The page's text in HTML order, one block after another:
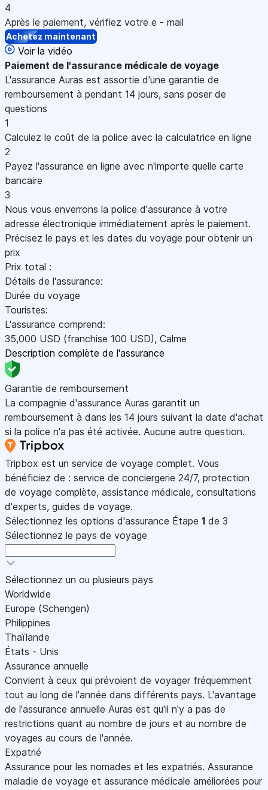
4
Après le paiement, vérifiez votre e - mail
Achetez maintenant
Voir la vidéo
Paiement de l'assurance médicale de voyage
L'assurance Auras est assortie d'une garantie de
remboursement à pendant 14 jours, sans poser de
questions
1
Calculez le coût de la police avec la calculatrice en ligne
2
Payez l'assurance en ligne avec n'importe quelle carte
bancaire
3
Nous vous enverrons la police d'assurance à votre
adresse électronique immédiatement après le paiement.
Précisez le pays et les dates du voyage pour obtenir un
prix
Prix total :
Détails de l'assurance:
Durée du voyage
Touristes:
L'assurance comprend:
35,000 USD (franchise 100 USD), Calme
Description complète de l'assurance
Garantie de remboursement
La compagnie d'assurance Auras garantit un
remboursement à dans les 14 jours suivant la date d'achat
si la police n'a pas été activée. Aucune autre question.
Tripbox est un service de voyage complet. Vous
bénéficiez de : service de conciergerie 24/7, protection
de voyage complète, assistance médicale, consultations
d'experts, guides de voyage.
Sélectionnez les options d'assurance Étape 1 de 3
Sélectionnez le pays de voyage
Sélectionnez un ou plusieurs pays
Worldwide
Europe (Schengen)
Philippines
Thaïlande
États - Unis
Assurance annuelle
Convient à ceux qui prévoient de voyager fréquemment
tout au long de l'année dans différents pays. L'avantage
de l'assurance annuelle Auras est qu'il n'y a pas de
restrictions quant au nombre de jours et au nombre de
voyages au cours de l'année.
Expatrié
Assurance pour les nomades et les expatriés. Assurance
maladie de voyage et assurance médicale améliorées pour